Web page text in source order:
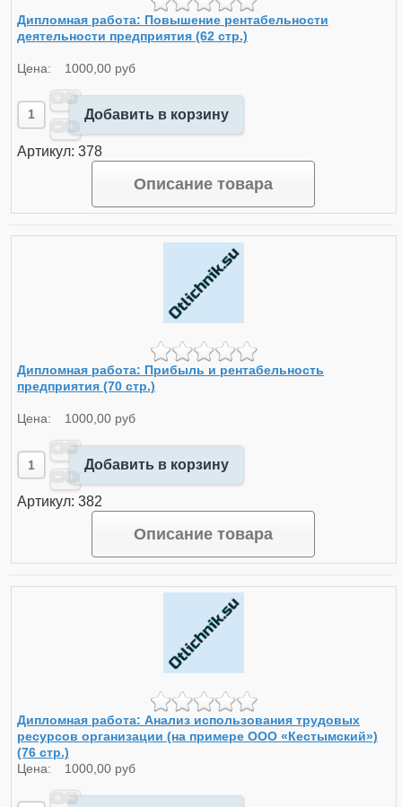
Дипломная работа: Повышение рентабельности
деятельности предприятия (62 стр.)
Цена: 1000,00 руб
Добавить в корзину
Артикул: 378
Описание товара
Дипломная работа: Прибыль и рентабельность
предприятия (70 стр.)
Цена: 1000,00 руб
Добавить в корзину
Артикул: 382
Описание товара
Дипломная работа: Анализ использования трудовых
ресурсов организации (на примере ООО «Кестымский»)
(76 стр.)
Цена: 1000,00 руб